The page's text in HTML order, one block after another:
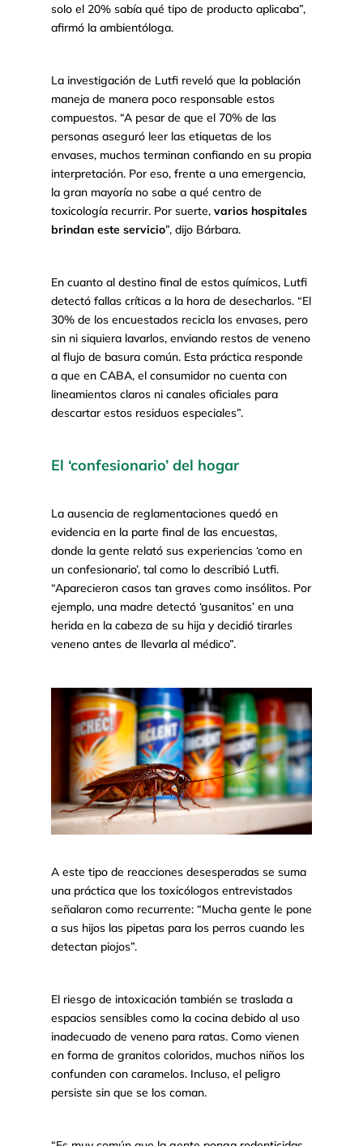
solo el 20% sabía qué tipo de producto aplicaba”,
afirmó la ambientóloga.
La investigación de Lutfi reveló que la población
maneja de manera poco responsable estos
compuestos. “A pesar de que el 70% de las
personas aseguró leer las etiquetas de los
envases, muchos terminan confiando en su propia
interpretación. Por eso, frente a una emergencia,
la gran mayoría no sabe a qué centro de
toxicología recurrir. Por suerte, varios hospitales
brindan este servicio”, dijo Bárbara.
En cuanto al destino final de estos químicos, Lutfi
detectó fallas críticas a la hora de desecharlos. “El
30% de los encuestados recicla los envases, pero
sin ni siquiera lavarlos, enviando restos de veneno
al flujo de basura común. Esta práctica responde
a que en CABA, el consumidor no cuenta con
lineamientos claros ni canales oficiales para
descartar estos residuos especiales”.
El ‘confesionario’ del hogar
La ausencia de reglamentaciones quedó en
evidencia en la parte final de las encuestas,
donde la gente relató sus experiencias ‘como en
un confesionario’, tal como lo describió Lutfi.
“Aparecieron casos tan graves como insólitos. Por
ejemplo, una madre detectó ‘gusanitos’ en una
herida en la cabeza de su hija y decidió tirarles
veneno antes de llevarla al médico”.
A este tipo de reacciones desesperadas se suma
una práctica que los toxicólogos entrevistados
señalaron como recurrente: “Mucha gente le pone
a sus hijos las pipetas para los perros cuando les
detectan piojos”.
El riesgo de intoxicación también se traslada a
espacios sensibles como la cocina debido al uso
inadecuado de veneno para ratas. Como vienen
en forma de granitos coloridos, muchos niños los
confunden con caramelos. Incluso, el peligro
persiste sin que se los coman.